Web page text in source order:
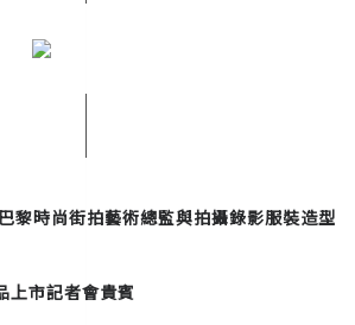
黎時尚街拍藝術總監與拍攝錄影服裝造型
上市記者會貴賓